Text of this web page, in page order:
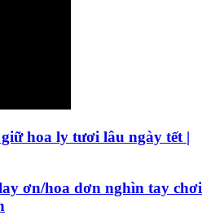
hoa ly tươi lâu ngày tết |
ơn/hoa dơn nghìn tay chơi